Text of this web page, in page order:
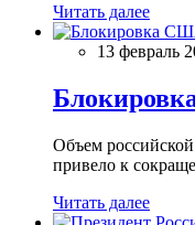
Читать далее
13 февраль
Объем
привело к
Читать далее